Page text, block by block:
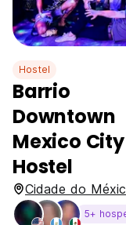
Hostel
Barrio
Downtown
Mexico City
Hostel
Cidade do
5+